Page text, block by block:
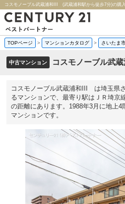
TOPページ > マンションカタログ > さいたま
中古マンション コスモノーブル武
コスモノーブル武蔵浦和III は埼玉県
るマンションで、最寄り駅はＪＲ埼京
の距離にあります。1988年3月に地上
マンションです。